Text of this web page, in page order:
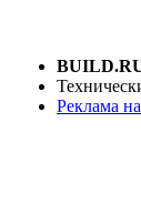
Реклама